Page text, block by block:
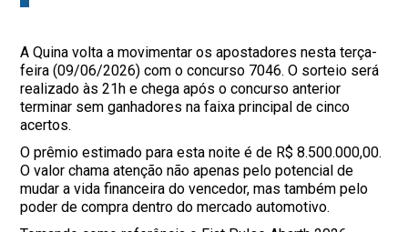
A Quina volta a movimentar os apostadores nesta terça-
feira (09/06/2026) com o concurso 7046. O sorteio será
realizado às 21h e chega após o concurso anterior
terminar sem ganhadores na faixa principal de cinco
acertos.
O prêmio estimado para esta noite é de R$ 8.500.000,00.
O valor chama atenção não apenas pelo potencial de
mudar a vida financeira do vencedor, mas também pelo
poder de compra dentro do mercado automotivo.